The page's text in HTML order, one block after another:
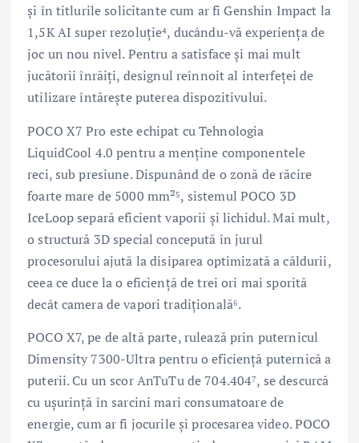
și în titlurile solicitante cum ar fi Genshin Impact la
1,5K AI super rezoluție⁴, ducându-vă experiența de
joc un nou nivel. Pentru a satisface și mai mult
jucătorii înrăiți, designul reînnoit al interfeței de
utilizare întărește puterea dispozitivului.
POCO X7 Pro este echipat cu Tehnologia
LiquidCool 4.0 pentru a menține componentele
reci, sub presiune. Dispunând de o zonă de răcire
foarte mare de 5000 mm²⁵, sistemul POCO 3D
IceLoop separă eficient vaporii și lichidul. Mai mult,
o structură 3D special concepută în jurul
procesorului ajută la disiparea optimizată a căldurii,
ceea ce duce la o eficiență de trei ori mai sporită
decât camera de vapori tradițională⁶.
POCO X7, pe de altă parte, rulează prin puternicul
Dimensity 7300-Ultra pentru o eficiență puternică a
puterii. Cu un scor AnTuTu de 704.404⁷, se descurcă
cu ușurință în sarcini mari consumatoare de
energie, cum ar fi jocurile și procesarea video. POCO